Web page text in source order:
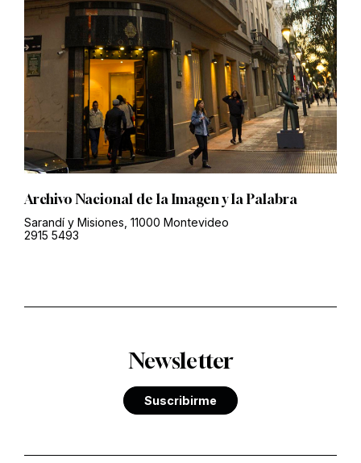
Archivo Nacional de la Imagen y la Palabra
Sarandí y Misiones, 11000 Montevideo
2915 5493
Newsletter
Suscribirme